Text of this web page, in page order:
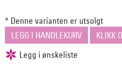
* Denne varianten er utsolgt